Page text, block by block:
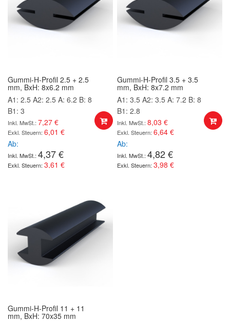
Gummi-H-Profil 2.5 + 2.5
mm, BxH: 8x6.2 mm
A1: 2.5 A2: 2.5 A: 6.2 B: 8
B1: 3
7,27 €
6,01 €
Ab
4,37 €
3,61 €
Gummi-H-Profil 3.5 + 3.5
mm, BxH: 8x7.2 mm
A1: 3.5 A2: 3.5 A: 7.2 B: 8
B1: 2.8
8,03 €
6,64 €
Ab
4,82 €
3,98 €
Gummi-H-Profil 11 + 11
mm, BxH: 70x35 mm